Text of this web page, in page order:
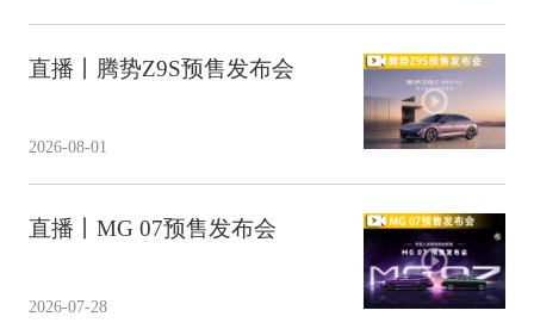
直播丨腾势Z9S预售发布会
2026-08-01
直播丨MG 07预售发布会
2026-07-28